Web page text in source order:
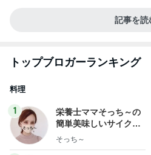
記事を読
トップブロガーランキング
料理
1
栄養士ママそっち～の
簡単美味しいサイクル
献立
そっち～